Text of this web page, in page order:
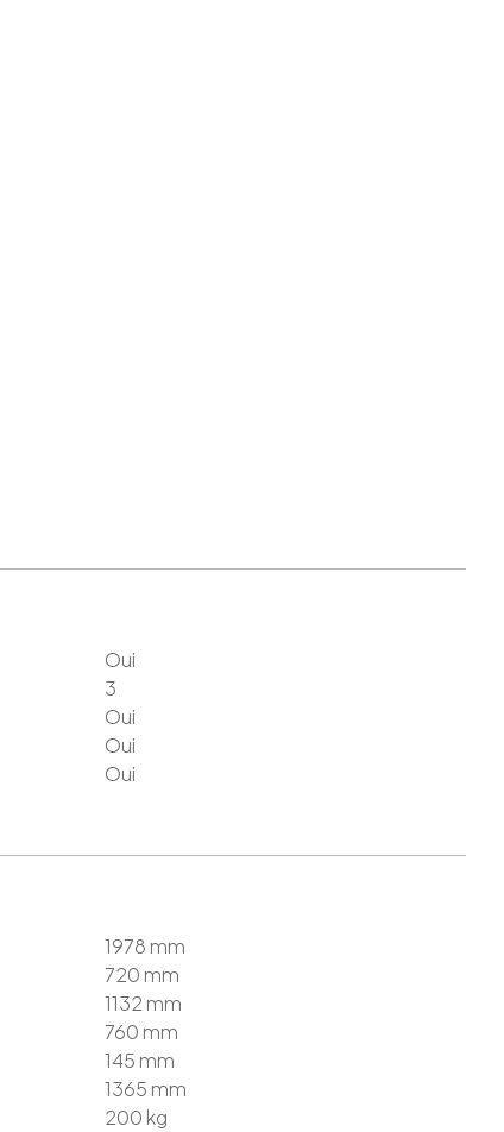
Oui
3
Oui
Oui
Oui
1978 mm
720 mm
1132 mm
760 mm
145 mm
1365 mm
200 kg